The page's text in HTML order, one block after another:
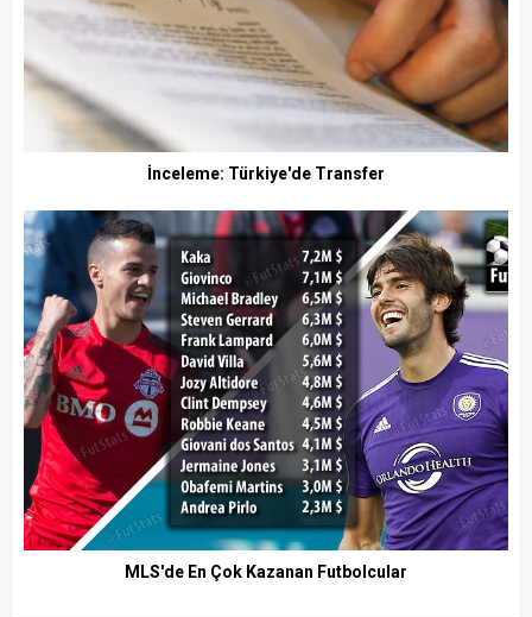
İnceleme: Türkiye'de Transfer
MLS'de En Çok Kazanan Futbolcular